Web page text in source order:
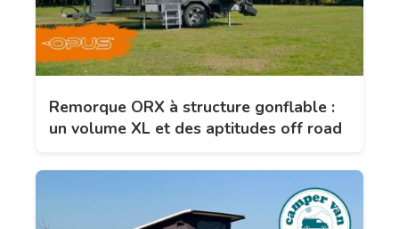
Remorque ORX à structure gonflable :
un volume XL et des aptitudes off road